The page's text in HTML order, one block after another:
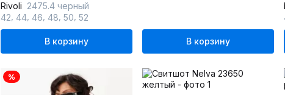
Rivoli 2475.4 черный
42 44 46 48 50 52
В корзину В корзину
%